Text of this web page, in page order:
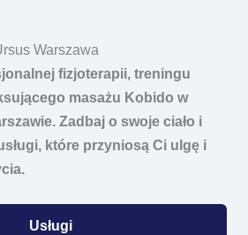
Warszawa
fizjoterapii, treningu
masażu Kobido w
Zadbaj o swoje ciało i
które przyniosą Ci ulgę i
Usługi